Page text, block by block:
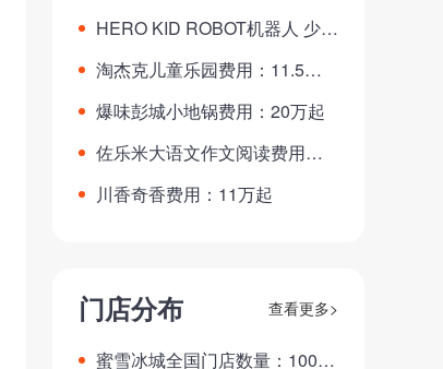
HERO KID ROBOT机器人 少儿
淘杰克儿童乐园费用：11.5万
爆味彭城小地锅费用：20万起
佐乐米大语文作文阅读费用：2
川香奇香费用：11万起
门店分布 查看更多>
蜜雪冰城全国门店数量：10000